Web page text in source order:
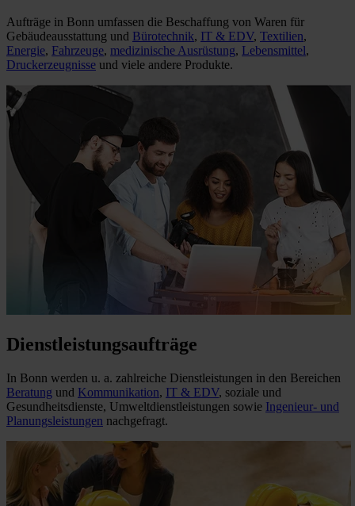
Aufträge in Bonn umfassen die Beschaffung von Waren für
Gebäudeausstattung und Bürotechnik, IT & EDV, Textilien,
Energie, Fahrzeuge, medizinische Ausrüstung, Lebensmittel,
Druckerzeugnisse und viele andere Produkte.
Dienstleistungsaufträge
In Bonn werden u. a. zahlreiche Dienstleistungen in den Bereichen
Beratung und Kommunikation, IT & EDV, soziale und
Gesundheitsdienste, Umweltdienstleistungen sowie Ingenieur- und
Planungsleistungen nachgefragt.